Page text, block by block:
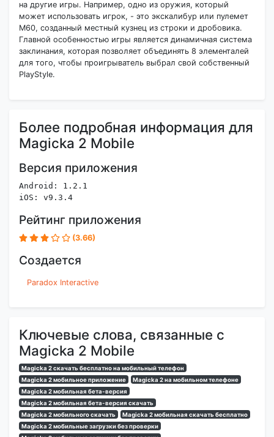
на другие игры. Например, одно из оружия, который
может использовать игрок, - это экскалибур или пулемет
M60, созданный местный кузнец из строки и дробовика.
Главной особенностью игры является динамичная система
заклинания, которая позволяет объединять 8 элементалей
для того, чтобы проигрыватель выбрал свой собственный
PlayStyle.
Более подробная информация для
Magicka 2 Mobile
Версия приложения
Android: 1.2.1
iOS: v9.3.4
Рейтинг приложения
(3.66)
Создается
Paradox Interactive
Ключевые слова, связанные с
Magicka 2 Mobile
Magicka 2 скачать бесплатно на мобильный телефон
Magicka 2 мобильное приложение
Magicka 2 на мобильном телефоне
Magicka 2 мобильная бета-версия
Magicka 2 мобильная бета-версия скачать
Magicka 2 мобильного скачать
Magicka 2 мобильная скачать бесплатно
Magicka 2 мобильные загрузки без проверки